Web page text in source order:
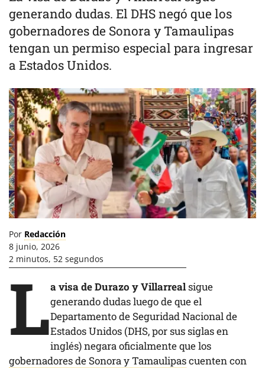
generando dudas. El DHS negó que los
gobernadores de Sonora y Tamaulipas
tengan un permiso especial para ingresar
a Estados Unidos.
Por Redacción
8 junio, 2026
2 minutos, 52 segundos
La visa de Durazo y Villarrealsigue
generando dudas luego de que el
Departamento de Seguridad Nacional de
Estados Unidos (DHS, por sus siglas en
inglés) negara oficialmente que los
gobernadores de Sonora y Tamaulipascuenten con